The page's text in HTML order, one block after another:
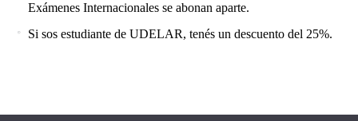
Exámenes Internacionales se abonan aparte.
Si sos estudiante de UDELAR, tenés un descuento del 25%.